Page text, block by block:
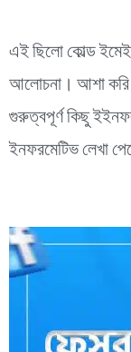
এই ছিলো কোল্ড
আলোচনা। আশা করি
গুরুত্বপূর্ণ কিছু
ইনফরমেটিভ লেখা